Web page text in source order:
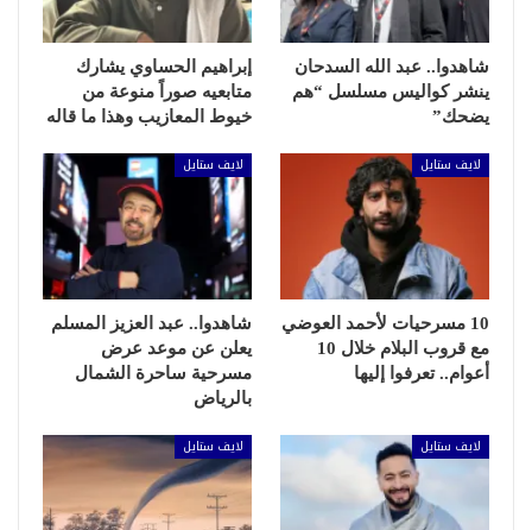
شاهدوا.. عبد الله السدحان
ينشر كواليس مسلسل “هم
يضحك”
إبراهيم الحساوي يشارك
متابعيه صوراً منوعة من
خيوط المعازيب وهذا ما قاله
لايف ستايل
10 مسرحيات لأحمد العوضي
مع قروب البلام خلال 10
أعوام.. تعرفوا إليها
لايف ستايل
شاهدوا.. عبد العزيز المسلم
يعلن عن موعد عرض
مسرحية ساحرة الشمال
بالرياض
لايف ستايل لايف ستايل